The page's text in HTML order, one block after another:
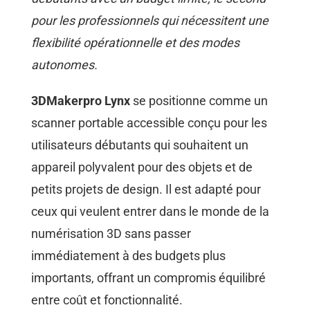
pour les professionnels qui nécessitent une
flexibilité opérationnelle et des modes
autonomes.
3DMakerpro Lynx se positionne comme un
scanner portable accessible conçu pour les
utilisateurs débutants qui souhaitent un
appareil polyvalent pour des objets et de
petits projets de design. Il est adapté pour
ceux qui veulent entrer dans le monde de la
numérisation 3D sans passer
immédiatement à des budgets plus
importants, offrant un compromis équilibré
entre coût et fonctionnalité.